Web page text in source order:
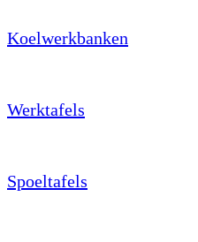
Koelwerkbanken
Werktafels
Spoeltafels